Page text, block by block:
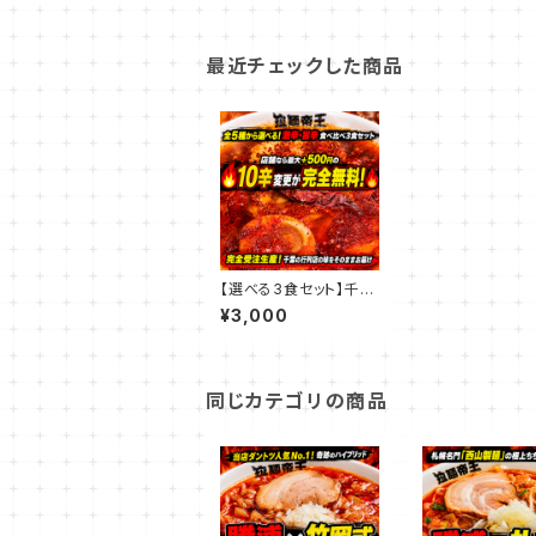
最近チェックした商品
【選べる3食セット】千葉
の行列店「拉麺帝王」激
辛・旨辛ラーメン食べ比
¥3,000
同じカテゴリの商品